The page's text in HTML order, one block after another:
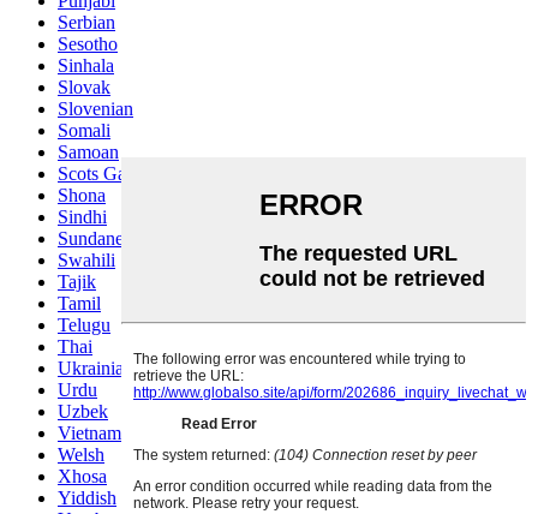
Serbian
Sesotho
Sinhala
Slovak
Slovenian
Somali
Samoan
Scots Gaelic
Shona
Sindhi
Sundanese
Swahili
Tajik
Tamil
Telugu
Thai
Ukrainian
Urdu
Uzbek
Vietnamese
Welsh
Xhosa
Yiddish